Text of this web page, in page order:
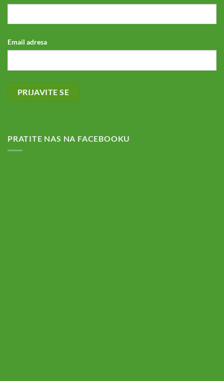
Email adresa
PRATITE NAS NA FACEBOOKU